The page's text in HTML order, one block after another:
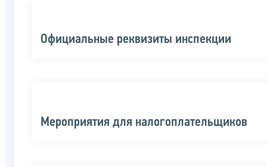
Официальные реквизиты инспекции
Мероприятия для налогоплательщиков